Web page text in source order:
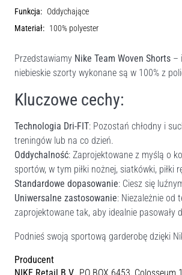
Funkcja: Oddychające
Materiał: 100% polyester
Przedstawiamy Nike Team Woven Shorts –
niebieskie szorty wykonane są w 100% z
Kluczowe cechy:
Technologia Dri-FIT: Pozostań chłodny i
treningów lub na co dzień.
Oddychalność: Zaprojektowane z myślą o
sportów, w tym piłki nożnej, siatkówki, piłki
Standardowe dopasowanie: Ciesz się
Uniwersalne zastosowanie: Niezależnie od
zaprojektowane tak, aby idealnie pasowały
Podnieś swoją sportową garderobę dzięki
Producent